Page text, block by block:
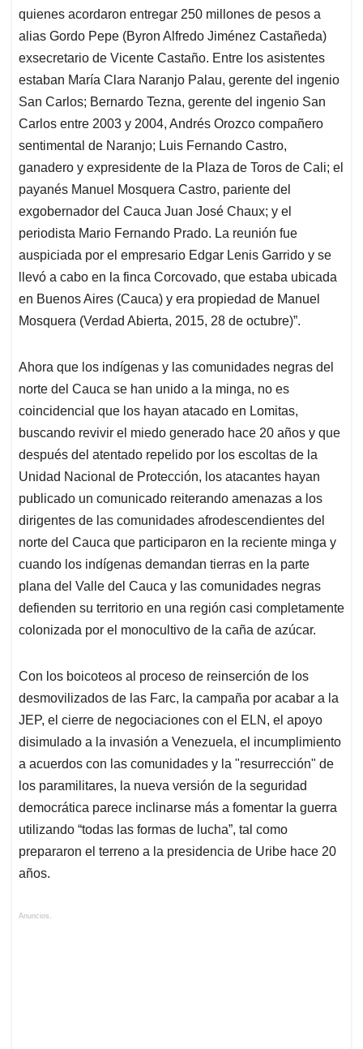
quienes acordaron entregar 250 millones de pesos a
alias Gordo Pepe (Byron Alfredo Jiménez Castañeda)
exsecretario de Vicente Castaño. Entre los asistentes
estaban María Clara Naranjo Palau, gerente del ingenio
San Carlos; Bernardo Tezna, gerente del ingenio San
Carlos entre 2003 y 2004, Andrés Orozco compañero
sentimental de Naranjo; Luis Fernando Castro,
ganadero y expresidente de la Plaza de Toros de Cali; el
payanés Manuel Mosquera Castro, pariente del
exgobernador del Cauca Juan José Chaux; y el
periodista Mario Fernando Prado. La reunión fue
auspiciada por el empresario Edgar Lenis Garrido y se
llevó a cabo en la finca Corcovado, que estaba ubicada
en Buenos Aires (Cauca) y era propiedad de Manuel
Mosquera (Verdad Abierta, 2015, 28 de octubre)”.
Ahora que los indígenas y las comunidades negras del
norte del Cauca se han unido a la minga, no es
coincidencial que los hayan atacado en Lomitas,
buscando revivir el miedo generado hace 20 años y que
después del atentado repelido por los escoltas de la
Unidad Nacional de Protección, los atacantes hayan
publicado un comunicado reiterando amenazas a los
dirigentes de las comunidades afrodescendientes del
norte del Cauca que participaron en la reciente minga y
cuando los indígenas demandan tierras en la parte
plana del Valle del Cauca y las comunidades negras
defienden su territorio en una región casi completamente
colonizada por el monocultivo de la caña de azúcar.
Con los boicoteos al proceso de reinserción de los
desmovilizados de las Farc, la campaña por acabar a la
JEP, el cierre de negociaciones con el ELN, el apoyo
disimulado a la invasión a Venezuela, el incumplimiento
a acuerdos con las comunidades y la "resurrección" de
los paramilitares, la nueva versión de la seguridad
democrática parece inclinarse más a fomentar la guerra
utilizando “todas las formas de lucha”, tal como
prepararon el terreno a la presidencia de Uribe hace 20
años.
Anuncios.